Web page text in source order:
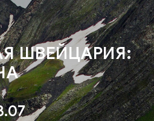
ШВЕЙЦАРИЯ: